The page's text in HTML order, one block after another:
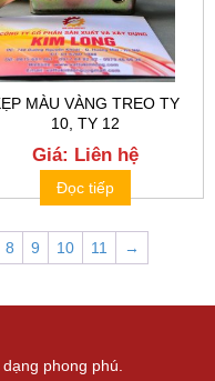
MÀU VÀNG TREO TY
10, TY 12
Giá: Liên hệ
Đọc tiếp
8 9 10 11
→
phong phú.